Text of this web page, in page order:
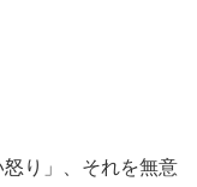
り」、それを無意